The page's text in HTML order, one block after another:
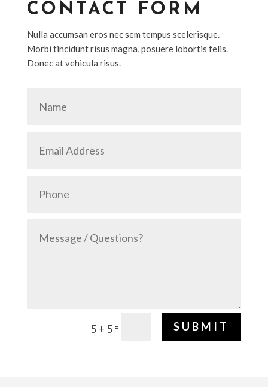
CONTACT FORM
Nulla accumsan eros nec sem tempus scelerisque.
Morbi tincidunt risus magna, posuere lobortis felis.
Donec at vehicula risus.
5 + 5 = SUBMIT